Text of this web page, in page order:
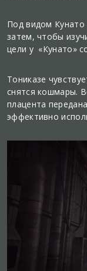
Под видом Кунато
затем, чтобы
цели у «Кунато»
Тониказе
снятся кошмары.
плацента
эффективно